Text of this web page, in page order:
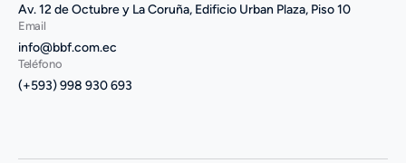
Av. 12 de Octubre y La Coruña, Edificio Urban Plaza, Piso 10
Email
info@bbf.com.ec
Teléfono
(+593) 998 930 693